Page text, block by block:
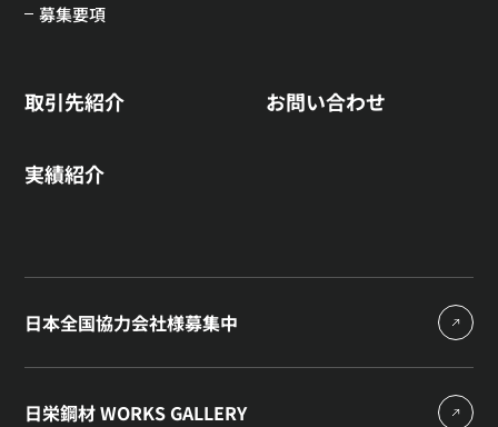
募集要項
取引先紹介
実績紹介
お問い合わせ
日本全国協力会社様募集中
日栄鋼材 WORKS GALLERY